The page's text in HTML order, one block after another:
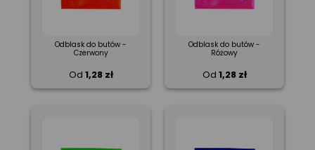
Odblask do butów -
Czerwony
Od 1,28 zł
Odblask do butów -
Różowy
Od 1,28 zł